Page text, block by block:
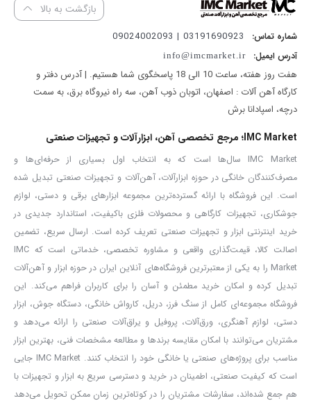
ضامن آزادکننده دهانه قیچی: ایمنی بیشتر و جلوگیری از آسیب به دست
محدوده برش تا ۴۲ میلی‌متر:
مناسب برای انواع لوله‌های متوسط و کوچک
قیچی لوله‌بُر آروا مدل ۴۲۰۲، ابزار ایده‌آل برای نصاب‌ها، تکنسین‌ها و
کاربران حرفه‌ای است که به دنبال برش دقیق، دوام و راحتی در کارهای
بازگشت به بالا
شماره تماس: 03191690923 | 09024002093
آدرس ایمیل: info@imcmarket.ir
هفت روز هفته، ساعت 10 الی 18 پاسخگوی شما هستیم. | آدرس دفتر و
کارگاه آهن آلات : اصفهان، اتوبان ذوب آهن، سه راه نیروگاه برق، به سمت
درچه، اسپادانا برش
IMC Market؛ مرجع تخصصی آهن، ابزارآلات و تجهیزات صنعتی
IMC Market سال‌ها است که به انتخاب اول بسیاری از حرفه‌ای‌ها و
مصرف‌کنندگان خانگی در حوزه ابزارآلات، آهن‌آلات و تجهیزات صنعتی تبدیل شده
است. این فروشگاه با ارائه گسترده‌ترین مجموعه ابزارهای برقی و دستی، لوازم
جوشکاری، تجهیزات کارگاهی و محصولات فلزی باکیفیت، استاندارد جدیدی در
خرید اینترنتی ابزار و تجهیزات صنعتی تعریف کرده است. ارسال سریع، تضمین
اصالت کالا، قیمت‌گذاری واقعی و مشاوره تخصصی، خدماتی است که IMC
Market را به یکی از معتبرترین فروشگاه‌های آنلاین ایران در حوزه ابزار و آهن‌آلات
تبدیل کرده و امکان خرید مطمئن و آسان را برای کاربران فراهم می‌کند. این
فروشگاه مجموعه‌ای کامل از سنگ فرز، دریل، کارواش خانگی، دستگاه جوش، ابزار
دستی، لوازم آهنگری، ورق‌آلات، پروفیل و یراق‌آلات صنعتی را ارائه می‌دهد و
مشتریان می‌توانند با امکان مقایسه برندها و مطالعه مشخصات فنی، بهترین ابزار
مناسب برای پروژه‌های صنعتی یا خانگی خود را انتخاب کنند. IMC Market جایی
است که کیفیت صنعتی، اطمینان در خرید و دسترسی سریع به ابزار و تجهیزات با
هم جمع شده‌اند، سفارشات مشتریان را در کوتاه‌ترین زمان ممکن تحویل می‌دهد